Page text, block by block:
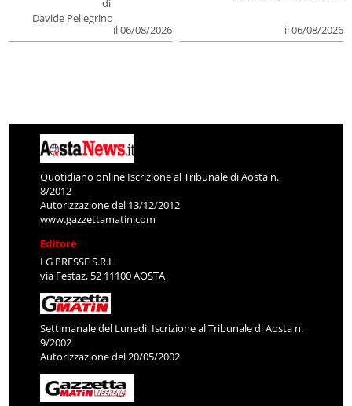
di
Davide Pellegrino
il 06/08/2026
il 06/08/2026
Quotidiano online Iscrizione al Tribunale di Aosta n.
8/2012
Autorizzazione del 13/12/2012
www.gazzettamatin.com
Editore
LG PRESSE S.R.L.
via Festaz, 52 11100 AOSTA
Settimanale del Lunedì. Iscrizione al Tribunale di Aosta n.
9/2002
Autorizzazione del 20/05/2002